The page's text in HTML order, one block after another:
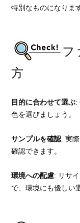
特別なものになりま
フ
方
目的に合わせて選ぶ:
色を選びましょう。
サンプルを確認: 実
確認できます。
環境への配慮: リサ
で、環境にも優しい